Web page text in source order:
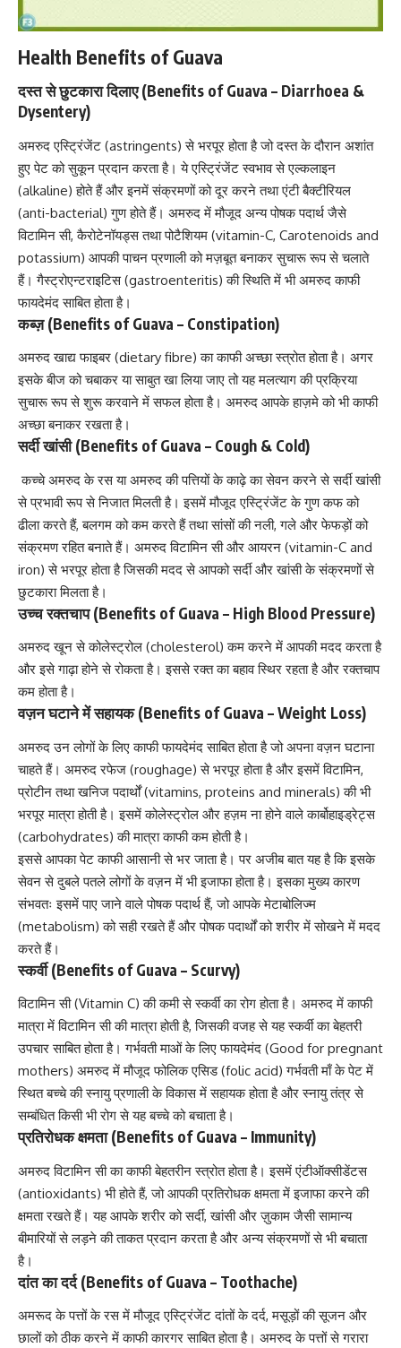
Health Benefits of Guava
दस्त से छुटकारा दिलाए (Benefits of Guava – Diarrhoea &
Dysentery)
अमरुद एस्ट्रिंजेंट (astringents) से भरपूर होता है जो दस्त के दौरान अशांत
हुए पेट को सुकून प्रदान करता है। ये एस्ट्रिंजेंट स्वभाव से एल्कलाइन
(alkaline) होते हैं और इनमें संक्रमणों को दूर करने तथा एंटी बैक्टीरियल
(anti-bacterial) गुण होते हैं। अमरुद में मौजूद अन्य पोषक पदार्थ जैसे
विटामिन सी, कैरोटेनॉयड्स तथा पोटैशियम (vitamin-C, Carotenoids and
potassium) आपकी पाचन प्रणाली को मज़बूत बनाकर सुचारू रूप से चलाते
हैं। गैस्ट्रोएन्टराइटिस (gastroenteritis) की स्थिति में भी अमरुद काफी
फायदेमंद साबित होता है।
कब्ज़ (Benefits of Guava – Constipation)
अमरुद खाद्य फाइबर (dietary fibre) का काफी अच्छा स्त्रोत होता है। अगर
इसके बीज को चबाकर या साबुत खा लिया जाए तो यह मलत्याग की प्रक्रिया
सुचारू रूप से शुरू करवाने में सफल होता है। अमरुद आपके हाज़मे को भी काफी
अच्छा बनाकर रखता है।
सर्दी खांसी (Benefits of Guava – Cough & Cold)
कच्चे अमरुद के रस या अमरुद की पत्तियों के काढ़े का सेवन करने से सर्दी खांसी
से प्रभावी रूप से निजात मिलती है। इसमें मौजूद एस्ट्रिंजेंट के गुण कफ को
ढीला करते हैं, बलगम को कम करते हैं तथा सांसों की नली, गले और फेफड़ों को
संक्रमण रहित बनाते हैं। अमरुद विटामिन सी और आयरन (vitamin-C and
iron) से भरपूर होता है जिसकी मदद से आपकोसर्दी और खांसी के संक्रमणों से
छुटकारामिलता है।
उच्च रक्तचाप (Benefits of Guava – High Blood Pressure)
अमरुद खून से कोलेस्ट्रोल (cholesterol) कम करने में आपकी मदद करता है
और इसे गाढ़ा होने से रोकता है। इससे रक्त का बहाव स्थिर रहता है औररक्तचाप
कम होता है।
वज़न घटाने में सहायक (Benefits of Guava –Weight Loss)
अमरुद उन लोगों के लिए काफी फायदेमंद साबित होता है जो अपनावज़न घटाना
चाहते हैं। अमरुद रफेज (roughage) से भरपूर होता है और इसमें विटामिन,
प्रोटीन तथा खनिज पदार्थों (vitamins, proteins and minerals) की भी
भरपूर मात्रा होती है। इसमें कोलेस्ट्रोल और हज़म ना होने वाले कार्बोहाइड्रेट्स
(carbohydrates) की मात्रा काफी कम होती है।
इससे आपका पेट काफी आसानी से भर जाता है। पर अजीब बात यह है कि इसके
सेवन से दुबले पतले लोगों के वज़न में भी इजाफा होता है। इसका मुख्य कारण
संभवतः इसमें पाए जाने वाले पोषक पदार्थ हैं, जो आपके मेटाबोलिज्म
(metabolism) को सही रखते हैं और पोषक पदार्थों को शरीर में सोखने में मदद
करते हैं।
स्कर्वी (Benefits of Guava – Scurvy)
विटामिन सी (Vitamin C) की कमी से स्कर्वी का रोग होता है। अमरुद में काफी
मात्रा में विटामिन सी की मात्रा होती है, जिसकी वजह से यह स्कर्वी का बेहतरी
उपचार साबित होता है। गर्भवती माओं के लिए फायदेमंद (Good for pregnant
mothers) अमरुद में मौजूद फोलिक एसिड (folic acid) गर्भवती माँ के पेट में
स्थित बच्चे की स्नायु प्रणाली के विकास में सहायक होता है और स्नायु तंत्र से
सम्बंधित किसी भी रोग से यह बच्चे को बचाता है।
प्रतिरोधक क्षमता (Benefits of Guava – Immunity)
अमरुद विटामिन सी का काफी बेहतरीन स्त्रोत होता है। इसमें एंटीऑक्सीडेंटस
(antioxidants) भी होते हैं, जो आपकी प्रतिरोधक क्षमता में इजाफा करने की
क्षमता रखते हैं। यह आपके शरीर को सर्दी, खांसी और ज़ुकाम जैसी सामान्य
बीमारियों से लड़ने की ताकत प्रदान करता है और अन्य संक्रमणों से भी बचाता
है।
दांत का दर्द (Benefits of Guava – Toothache)
अमरूद के पत्तों के रस में मौजूद एस्ट्रिंजेंटदांतों के दर्द, मसूड़ों की सूजन और
छालों को ठीक करने में काफी कारगर साबित होता है। अमरुद के पत्तों से गरारा